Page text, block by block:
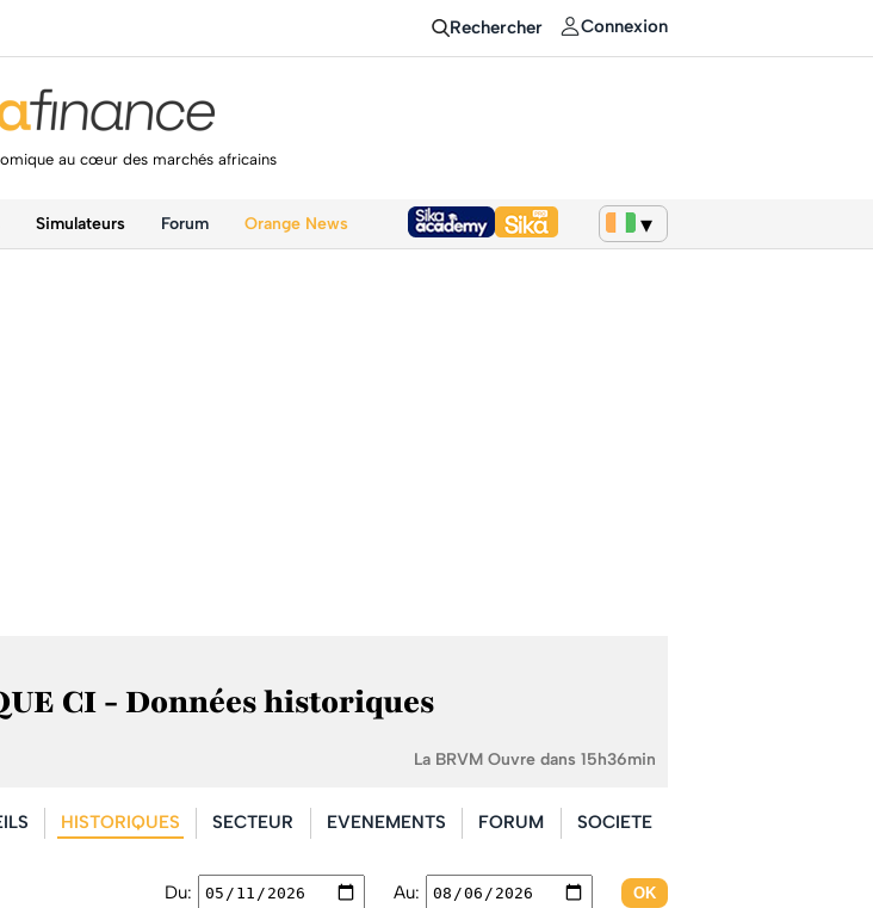
Rechercher Connexion
au cœur des marchés africains
Simulateurs Forum Orange News
CI - Données historiques
La BRVM Ouvre dans 15h36min
HISTORIQUES SECTEUR EVENEMENTS FORUM SOCIETE
Du: Au: